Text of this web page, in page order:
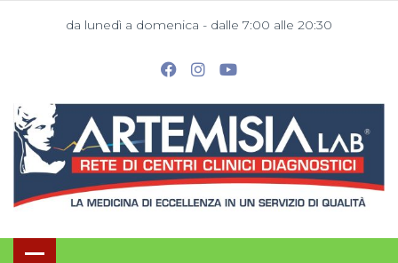
da lunedì a domenica - dalle 7:00 alle 20:30